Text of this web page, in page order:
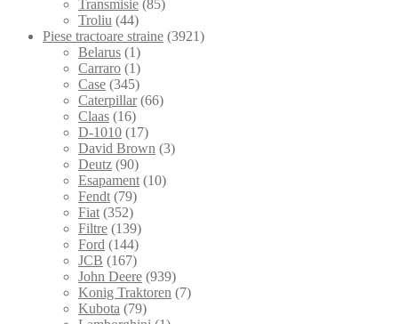
Transmisie (85)
Troliu (44)
Piese tractoare straine (3921)
Belarus (1)
Carraro (1)
Case (345)
Caterpillar (66)
Claas (16)
D-1010 (17)
David Brown (3)
Deutz (90)
Esapament (10)
Fendt (79)
Fiat (352)
Filtre (139)
Ford (144)
JCB (167)
John Deere (939)
Konig Traktoren (7)
Kubota (79)